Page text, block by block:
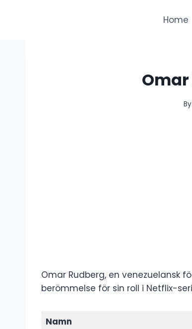
Home
By
Omar Rudberg, en venezuelansk
berömmelse för sin roll i Netflix-
Namn